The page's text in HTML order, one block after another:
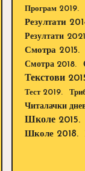
Програм 2019.
Резултати
Резултати
Смотра 2015.
Смотра 2018.
Текстови
Тест 2019.
Читалачки
Школе 2015.
Школе 2018.